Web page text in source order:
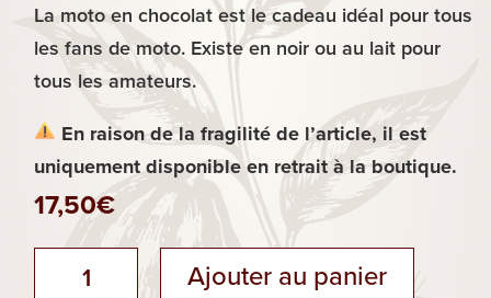
Plaisirs
Sucrés
La moto en chocolat est le cadeau idéal pour tous
les fans de moto. Existe en noir ou au lait pour
tous les amateurs.
En raison de la fragilité de l’article, il est
uniquement disponible en retrait à la boutique.
17,50€
quantité
Ajouter au panier